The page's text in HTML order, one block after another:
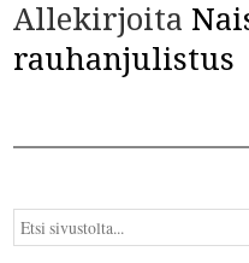
Allekirjoita
rauhanjulistus